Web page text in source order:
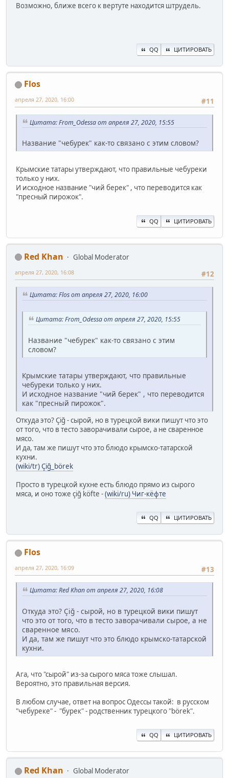
Возможно, ближе всего к вертуте находится штрудель.
QQ ЦИТИРОВАТЬ
Flos
#11
апреля 27, 2020, 16:00
Цитата: From_Odessa от апреля 27, 2020, 15:55
Название "чебурек" как-то связано с этим словом?
Крымские татары утверждают, что правильные чебуреки
только у них.
И исходное название "чий берек" , что переводится как
"пресный пирожок".
QQ ЦИТИРОВАТЬ
Red Khan
Global Moderator
#12
апреля 27, 2020, 16:08
Цитата: Flos от апреля 27, 2020, 16:00
Цитата: From_Odessa от апреля 27, 2020, 15:55
Название "чебурек" как-то связано с этим
словом?
Крымские татары утверждают, что правильные
чебуреки только у них.
И исходное название "чий берек" , что переводится
как "пресный пирожок".
Откуда это? Çiğ - сырой, но в турецкой вики пишут что это
от того, что в тесто заворачивали сырое, а не сваренное
мясо.
И да, там же пишут что это блюдо крымско-татарской
кухни.
(wiki/tr) Çiğ_börek
Просто в турецкой кухне есть блюдо прямо из сырого
мяса, и оно тоже çiğ köfte -(wiki/ru) Чиг-кёфте
QQ ЦИТИРОВАТЬ
Flos
#13
апреля 27, 2020, 16:09
Цитата: Red Khan от апреля 27, 2020, 16:08
Откуда это? Çiğ - сырой, но в турецкой вики пишут
что это от того, что в тесто заворачивали сырое, а не
сваренное мясо.
И да, там же пишут что это блюдо крымско-татарской
кухни.
Ага, что "сырой" из-за сырого мяса тоже слышал.
Вероятно, это правильная версия.
В любом случае, ответ на вопрос Одессы такой: в русском
"чебуреке" - "бурек" - родственник турецкого "börek".
QQ ЦИТИРОВАТЬ
Red Khan Global Moderator